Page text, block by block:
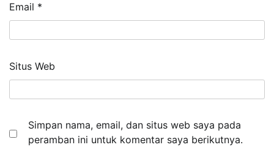
Email *
Situs Web
Simpan nama, email, dan situs web saya pada
peramban ini untuk komentar saya berikutnya.